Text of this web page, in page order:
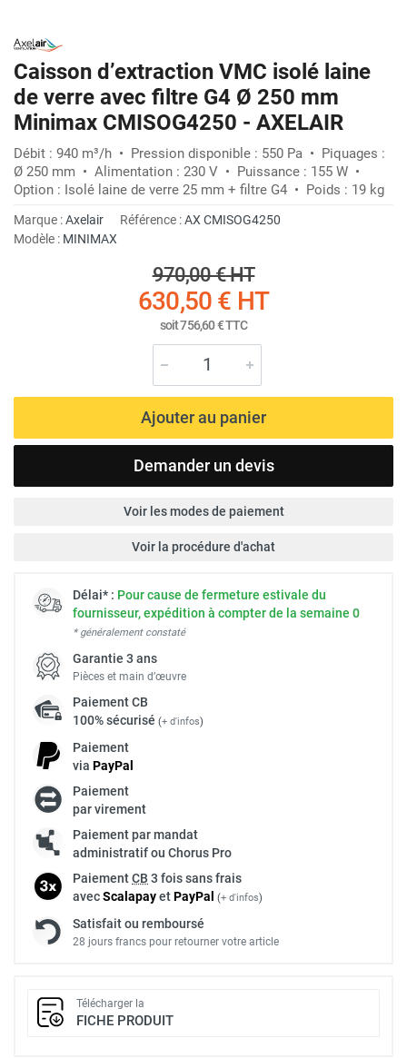
Caisson d’extraction VMC isolé laine
de verre avec filtre G4 Ø 250 mm
Minimax CMISOG4250 - AXELAIR
Débit : 940 m³/h • Pression disponible : 550 Pa • Piquages :
Ø 250 mm • Alimentation : 230 V • Puissance : 155 W •
Option : Isolé laine de verre 25 mm + filtre G4 • Poids : 19 kg
Marque :Axelair Référence :AX CMISOG4250
Modèle : MINIMAX
970,00 €HT
630,50 € HT
soit756,60 €TTC
Ajouter au panier
Demander un devis
Voir les modes de paiement
Voir la procédure d'achat
Délai* : Pour cause de fermeture estivale du
fournisseur, expédition à compter de la semaine 0
* généralement constaté
Garantie 3 ans
Pièces et main d’œuvre
PaiementCB
100% sécurisé (+ d'infos)
Paiement
via PayPal
Paiement
par virement
Paiement par mandat
administratif ou Chorus Pro
PaiementCB 3 fois sans frais
avecScalapayetPayPal (+ d'infos)
Satisfait ou remboursé
28 jours francs pour retourner votre article
Télécharger la
FICHE PRODUIT